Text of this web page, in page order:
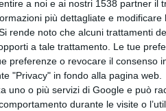
a noi e ai nostri 1538 partner il
più dettagliate e modificare
rende noto che alcuni trattamenti
a tale trattamento. Le tue
preferenze o revocare il consenso
"Privacy" in fondo alla pagina web.
uno o più servizi di Google e può
durante le visite o
replica alla
di Pescara